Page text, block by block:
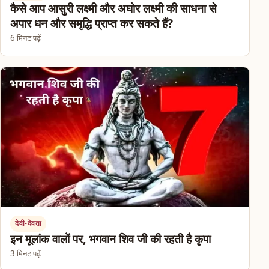
कैसे आप आसुरी लक्ष्मी और अघोर लक्ष्मी की साधना से
अपार धन और समृद्धि प्राप्त कर सकते हैं?
6 मिनट पढ़ें
देवी-देवता
इन मूलांक वालों पर, भगवान शिव जी की रहती है कृपा
3 मिनट पढ़ें